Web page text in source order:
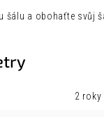
a obohaťte svůj
2 roky